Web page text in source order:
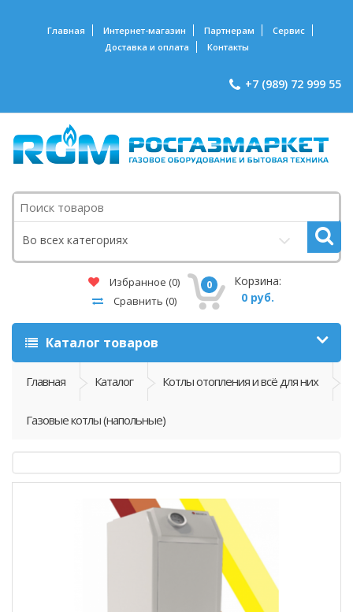
Главная Интернет-магазин Партнерам
Сервис
Доставка и оплата
Контакты
+7 (989) 72 999 55
Поиск
Во всех категориях
Избранное (0)
Сравнить (0)
0
Корзина:
0 руб.
Каталог товаров
Главная Каталог Котлы отопления и всё для них
Газовые котлы (напольные)